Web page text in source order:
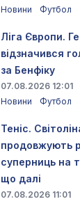
Новини
Футбол
Ліга Європи.
відзначився
за Бенфіку
07.08.2026 12:01
Новини
Футбол
Теніс.
продовжують
суперниць на
що далі
07.08.2026 11:01